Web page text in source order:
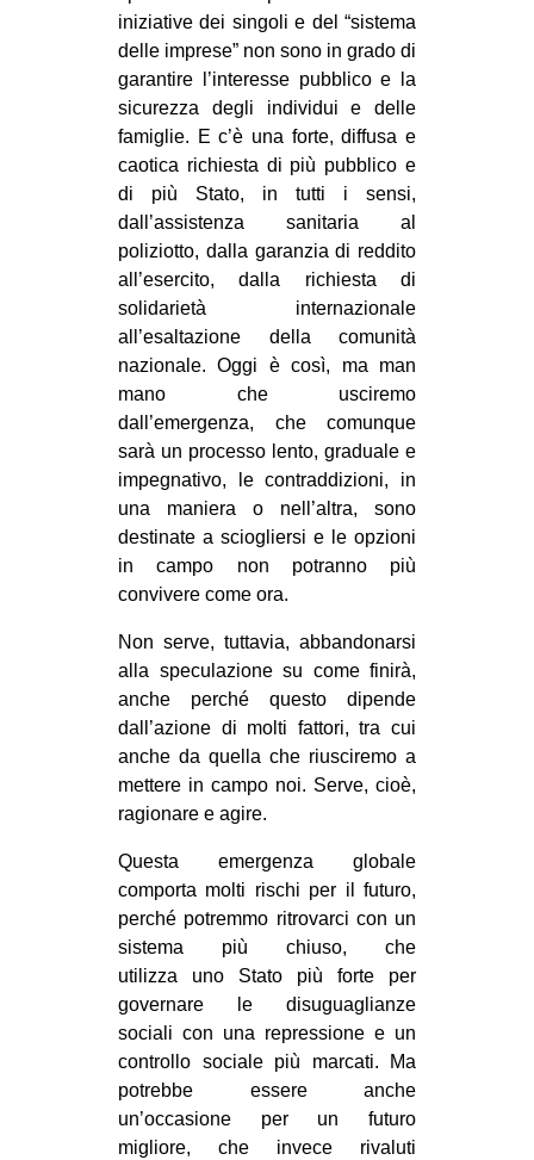
iniziative dei singoli e del “sistema
delle imprese” non sono in grado di
garantire l’interesse pubblico e la
sicurezza degli individui e delle
famiglie. E c’è una forte, diffusa e
caotica richiesta di più pubblico e
di più Stato, in tutti i sensi,
dall’assistenza sanitaria al
poliziotto, dalla garanzia di reddito
all’esercito, dalla richiesta di
solidarietà internazionale
all’esaltazione della comunità
nazionale. Oggi è così, ma man
mano che usciremo
dall’emergenza, che comunque
sarà un processo lento, graduale e
impegnativo, le contraddizioni, in
una maniera o nell’altra, sono
destinate a sciogliersi e le opzioni
in campo non potranno più
convivere come ora.
Non serve, tuttavia, abbandonarsi
alla speculazione su come finirà,
anche perché questo dipende
dall’azione di molti fattori, tra cui
anche da quella che riusciremo a
mettere in campo noi. Serve, cioè,
ragionare e agire.
Questa emergenza globale
comporta molti rischi per il futuro,
perché potremmo ritrovarci con un
sistema più chiuso, che
utilizza uno Stato più forte per
governare le disuguaglianze
sociali con una repressione e un
controllo sociale più marcati. Ma
potrebbe essere anche
un’occasione per un futuro
migliore, che invece rivaluti